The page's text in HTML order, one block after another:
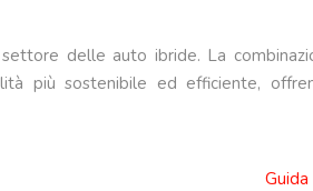
delle auto ibride. La
più sostenibile ed efficiente,